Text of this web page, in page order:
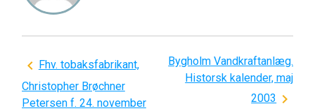
Indlægsnavigation
Fhv. tobaksfabrikant,
Christopher Brøchner
Petersen f. 24. november
Bygholm Vandkraftanlæg.
Historsk kalender, maj
2003